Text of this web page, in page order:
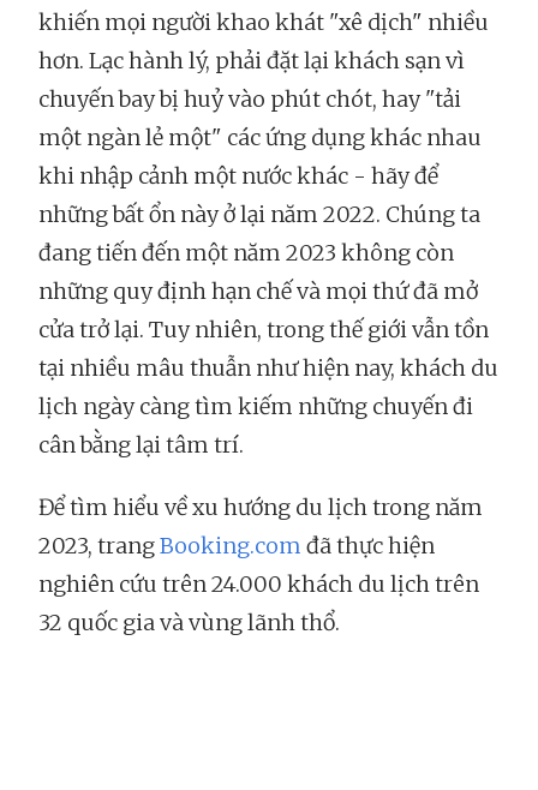
khiến mọi người khao khát "xê dịch" nhiều
hơn. Lạc hành lý, phải đặt lại khách sạn vì
chuyến bay bị huỷ vào phút chót, hay "tải
một ngàn lẻ một" các ứng dụng khác nhau
khi nhập cảnh một nước khác - hãy để
những bất ổn này ở lại năm 2022. Chúng ta
đang tiến đến một năm 2023 không còn
những quy định hạn chế và mọi thứ đã mở
cửa trở lại. Tuy nhiên, trong thế giới vẫn tồn
tại nhiều mâu thuẫn như hiện nay, khách du
lịch ngày càng tìm kiếm những chuyến đi
cân bằng lại tâm trí.
Để tìm hiểu về xu hướng du lịch trong năm
2023, trangBooking.com đã thực hiện
nghiên cứu trên 24.000 khách du lịch trên
32 quốc gia và vùng lãnh thổ.